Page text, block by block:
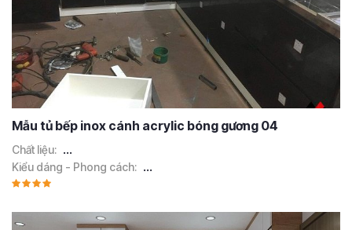
Mẫu tủ bếp inox cánh acrylic bóng gương 04
Chất liệu: ...
Kiểu dáng - Phong cách: ...